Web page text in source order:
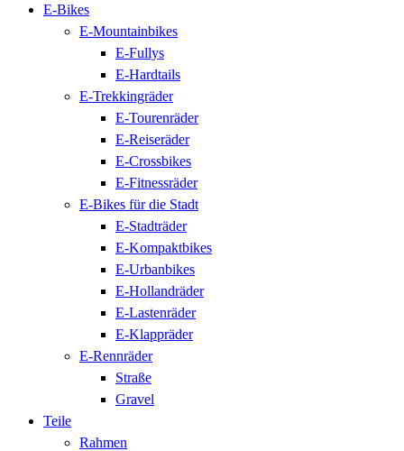
E-Bikes
E-Mountainbikes
E-Fullys
E-Hardtails
E-Trekkingräder
E-Tourenräder
E-Reiseräder
E-Crossbikes
E-Fitnessräder
E-Bikes für die Stadt
E-Stadträder
E-Kompaktbikes
E-Urbanbikes
E-Hollandräder
E-Lastenräder
E-Klappräder
E-Rennräder
Straße
Gravel
Teile
Rahmen